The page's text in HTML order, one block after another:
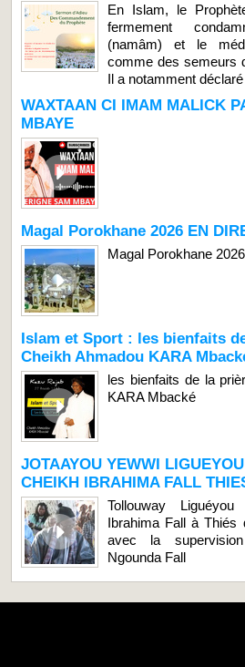
En Islam, le
fermement
(namâm) et le
comme des semeurs
Il a notamment
WAXTAAN CI IMAM MALICK
MBAYE
Magal Porokhane 2026 EN
Magal Porokhane 2026
Islam et Sport : les bienfaits
Cheikh Ahmadou KARA
les bienfaits de la
KARA Mbacké
JOTAAYOU YEWWI
CHEIKH IBRAHIMA FALL
Tollouway
Ibrahima Fall à Thiés
avec la
Ngounda Fall